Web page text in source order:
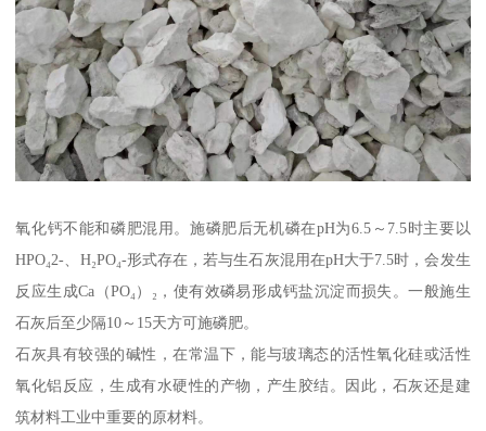
氧化钙不能和磷肥混用。施磷肥后无机磷在pH为6.5～7.5时主要以
HPO₄2-、H₂PO₄-形式存在，若与生石灰混用在pH大于7.5时，会发生
反应生成Ca（PO₄）₂，使有效磷易形成钙盐沉淀而损失。一般施生
石灰后至少隔10～15天方可施磷肥。
石灰具有较强的碱性，在常温下，能与玻璃态的活性氧化硅或活性
氧化铝反应，生成有水硬性的产物，产生胶结。因此，石灰还是建
筑材料工业中重要的原材料。